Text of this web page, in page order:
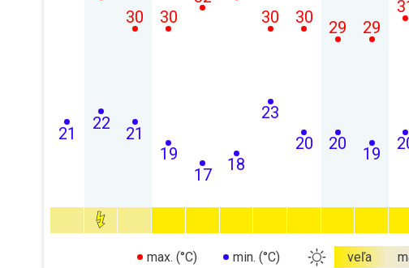
21
22
21
30
19
30
17
18
23
30
20
30
20
29
19
29
max. (°C) min. (°C) veľa